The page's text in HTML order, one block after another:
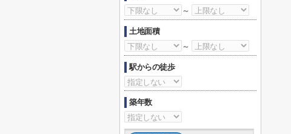
～
土地面積
～
駅からの徒歩
築年数